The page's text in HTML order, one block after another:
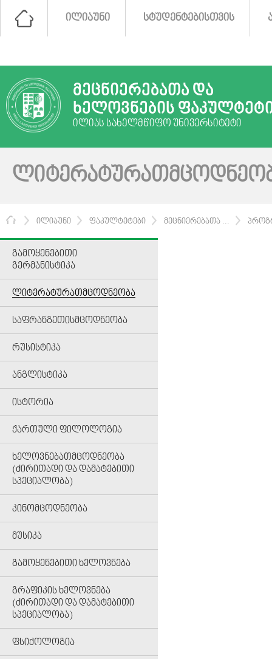
ᲘᲚᲘᲐᲣᲜᲘ ᲡᲢᲣᲓᲔᲜᲢᲔᲑᲘᲡᲗᲕᲘᲡ
ᲛᲔᲪᲜᲘᲔᲠᲔᲑᲐᲗᲐ ᲓᲐ
ᲮᲔᲚᲝᲕᲜᲔᲑᲘᲡ
ᲘᲚᲘᲐᲡ ᲡᲐᲮᲔᲚᲛᲬᲘᲤᲝ ᲣᲜᲘᲕᲔᲠᲡᲘᲢᲔᲢᲘ
ᲛᲗᲐᲕᲐᲠᲘ
ᲘᲚᲘᲐᲣᲜᲘ ᲤᲐᲙᲣᲚᲢᲔᲢᲔᲑᲘ ᲛᲔᲪᲜᲘᲔᲠᲔᲑᲐᲗᲐ ...
ᲒᲐᲛᲝᲧᲔᲜᲔᲑᲘᲗᲘ
ᲒᲔᲠᲛᲐᲜᲘᲡᲢᲘᲙᲐ
ᲚᲘᲢᲔᲠᲐᲢᲣᲠᲐᲗᲛᲪᲝᲓᲜᲔᲝᲑᲐ
ᲡᲐᲤᲠᲐᲜᲒᲔᲗᲘᲡᲛᲪᲝᲓᲜᲔᲝᲑᲐ
ᲠᲣᲡᲘᲡᲢᲘᲙᲐ
ᲐᲜᲒᲚᲘᲡᲢᲘᲙᲐ
ᲘᲡᲢᲝᲠᲘᲐ
ᲥᲐᲠᲗᲣᲚᲘ ᲤᲘᲚᲝᲚᲝᲒᲘᲐ
ᲮᲔᲚᲝᲕᲜᲔᲑᲐᲗᲛᲪᲝᲓᲜᲔᲝᲑᲐ
(ᲫᲘᲠᲘᲗᲐᲓᲘ ᲓᲐ ᲓᲐᲛᲐᲢᲔᲑᲘᲗᲘ
ᲡᲞᲔᲪᲘᲐᲚᲝᲑᲐ)
ᲙᲘᲜᲝᲛᲪᲝᲓᲜᲔᲝᲑᲐ
ᲛᲣᲡᲘᲙᲐ
ᲒᲐᲛᲝᲧᲔᲜᲔᲑᲘᲗᲘ ᲮᲔᲚᲝᲕᲜᲔᲑᲐ
ᲒᲠᲐᲤᲘᲙᲘᲡ ᲮᲔᲚᲝᲕᲜᲔᲑᲐ
(ᲫᲘᲠᲘᲗᲐᲓᲘ ᲓᲐ ᲓᲐᲛᲐᲢᲔᲑᲘᲗᲘ
ᲡᲞᲔᲪᲘᲐᲚᲝᲑᲐ)
ᲤᲡᲘᲥᲝᲚᲝᲒᲘᲐ